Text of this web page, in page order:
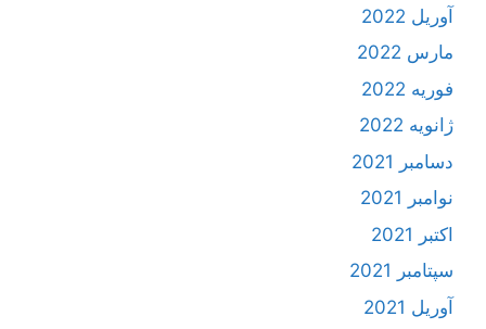
آوریل 2022
مارس 2022
فوریه 2022
ژانویه 2022
دسامبر 2021
نوامبر 2021
اکتبر 2021
سپتامبر 2021
آوریل 2021